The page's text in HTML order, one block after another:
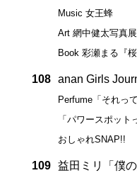
Music 女王蜂
Art 網中健太写真展
Book 彩瀬まる『
108 anan Girls
Perfume「それっ
「パワースポット
おしゃれSNAP!!
109 益田ミリ「僕の